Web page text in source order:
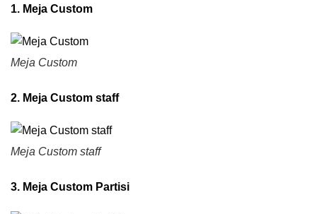
1. Meja Custom
Meja Custom
2. Meja Custom staff
Meja Custom staff
3. Meja Custom Partisi